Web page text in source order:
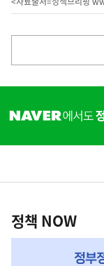
다
음
기
단
영
책
NOW,
정책 NOW